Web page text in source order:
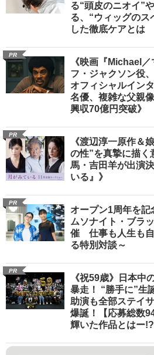
る“頭皮のニオイ”
る、“ウィッグのス
した徹底ケアとは
PR
《映画『Michael
フ・ジャクソン役
オフィシャルイン
名優、複雑な父親
興収70億円突破》
PR
《渡辺淳一原作＆
の性”を真摯に描く
馬・吉田羊が出演
いる』》
PR
オープン1周年を
ムソナイト・ブラ
催 仕事も人生も
る特別対談～
PR
《祝59歳》日本中
暴走！ “勝手に”生
助演も全部ステイ
爆誕！【応募総数
輝いた作品とはー!?